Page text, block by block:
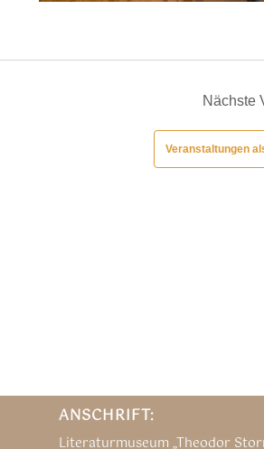
Nächste
Veranstaltungen
ANSCHRIFT:
Literaturmuseum „Theodor